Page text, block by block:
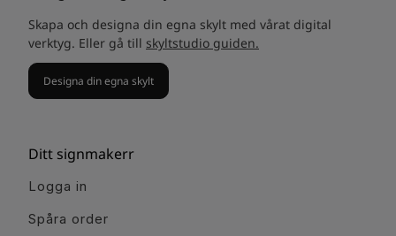
Skapa och designa din egna skylt med vårat digital
verktyg. Eller gå till skyltstudio guiden.
Designa din egna skylt
Ditt signmakerr
Logga in
Spåra order